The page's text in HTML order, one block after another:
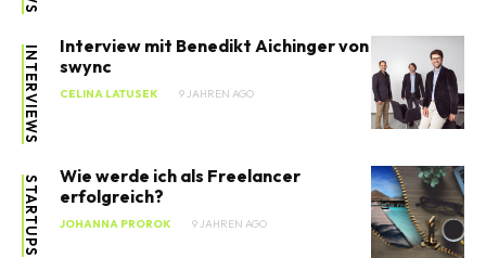
INTERVIEWS
Interview mit Benedikt Aichinger von
swync
CELINA LATUSEK 9 JAHREN AGO
STARTUPS
Wie werde ich als Freelancer
erfolgreich?
JOHANNA PROROK 9 JAHREN AGO